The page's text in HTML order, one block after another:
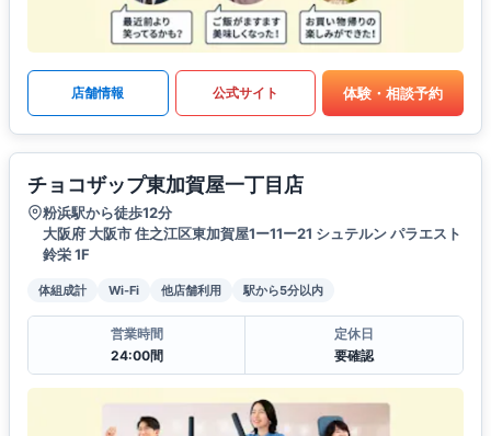
店舗情報 公式サイト 体験・相談予約
チョコザップ東加賀屋一丁目店
粉浜駅から徒歩12分
大阪府 大阪市 住之江区東加賀屋1ー11ー21 シュテルン パラエスト
鈴栄 1F
体組成計 Wi-Fi 他店舗利用 駅から5分以内
営業時間
24:00間
定休日
要確認